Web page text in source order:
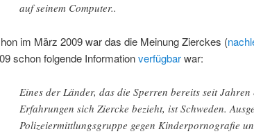
auf seinem Computer..
im März 2009 war das die Meinung Zierckes (
schon folgende Informationverfügbarwar:
Eines der Länder, das die Sperren bereits seit Jahren
Erfahrungen sich Ziercke bezieht, ist Schweden.
Polizeiermittlungsgruppe gegen Kinderpornografie